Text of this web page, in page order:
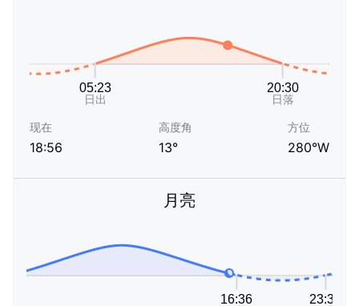
现在
18:56
高度角
13°
方位
280°W
月亮